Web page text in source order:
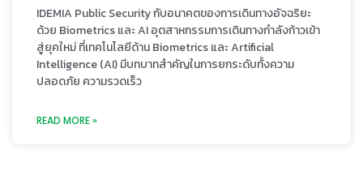
IDEMIA Public Security กับอนาคตของการเดินทางอัจฉริยะ
ด้วย Biometrics และ AI อุตสาหกรรมการเดินทางกำลังก้าวเข้า
สู่ยุคใหม่ ที่เทคโนโลยีด้าน Biometrics และ Artificial
Intelligence (AI) มีบทบาทสำคัญในการยกระดับทั้งความ
ปลอดภัย ความรวดเร็ว
READ MORE »